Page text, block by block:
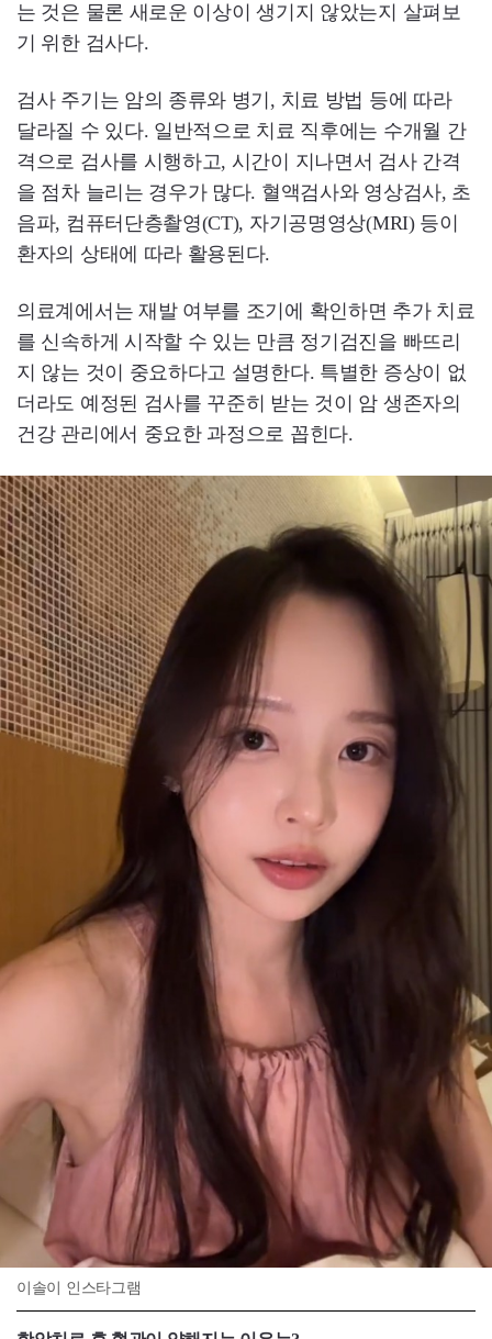
는 것은 물론 새로운 이상이 생기지 않았는지 살펴보
기 위한 검사다.
검사 주기는 암의 종류와 병기, 치료 방법 등에 따라
달라질 수 있다. 일반적으로 치료 직후에는 수개월 간
격으로 검사를 시행하고, 시간이 지나면서 검사 간격
을 점차 늘리는 경우가 많다. 혈액검사와 영상검사, 초
음파, 컴퓨터단층촬영(CT), 자기공명영상(MRI) 등이
환자의 상태에 따라 활용된다.
의료계에서는 재발 여부를 조기에 확인하면 추가 치료
를 신속하게 시작할 수 있는 만큼 정기검진을 빠뜨리
지 않는 것이 중요하다고 설명한다. 특별한 증상이 없
더라도 예정된 검사를 꾸준히 받는 것이 암 생존자의
건강 관리에서 중요한 과정으로 꼽힌다.
이솔이 인스타그램